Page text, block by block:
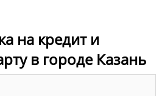
на кредит и
в городе Казань